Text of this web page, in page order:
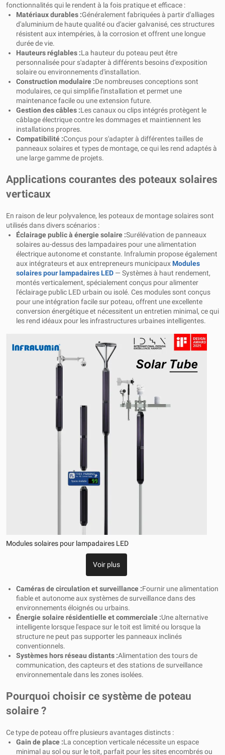
fonctionnalités qui le rendent à la fois pratique et efficace :
Matériaux durables :Généralement fabriquées à partir d'alliages
d'aluminium de haute qualité ou d'acier galvanisé, ces structures
résistent aux intempéries, à la corrosion et offrent une longue
durée de vie.
Hauteurs réglables :La hauteur du poteau peut être
personnalisée pour s'adapter à différents besoins d'exposition
solaire ou environnements d'installation.
Construction modulaire :De nombreuses conceptions sont
modulaires, ce qui simplifie l'installation et permet une
maintenance facile ou une extension future.
Gestion des câbles :Les canaux ou clips intégrés protègent le
câblage électrique contre les dommages et maintiennent les
installations propres.
Compatibilité :Conçus pour s'adapter à différentes tailles de
panneaux solaires et types de montage, ce qui les rend adaptés à
une large gamme de projets.
Applications courantes des poteaux solaires
verticaux
En raison de leur polyvalence, les poteaux de montage solaires sont
utilisés dans divers scénarios :
Éclairage public à énergie solaire :Surélévation de panneaux
solaires au-dessus des lampadaires pour une alimentation
électrique autonome et constante. Infralumin propose également
aux intégrateurs et aux entrepreneurs municipauxModules
solaires pour lampadaires LED — Systèmes à haut rendement,
montés verticalement, spécialement conçus pour alimenter
l'éclairage public LED urbain ou isolé. Ces modules sont conçus
pour une intégration facile sur poteau, offrent une excellente
conversion énergétique et nécessitent un entretien minimal, ce qui
les rend idéaux pour les infrastructures urbaines intelligentes.
Modules solaires pour lampadaires LED
Voir plus
Caméras de circulation et surveillance :Fournir une alimentation
fiable et autonome aux systèmes de surveillance dans des
environnements éloignés ou urbains.
Énergie solaire résidentielle et commerciale :Une alternative
intelligente lorsque l'espace sur le toit est limité ou lorsque la
structure ne peut pas supporter les panneaux inclinés
conventionnels.
Systèmes hors réseau distants :Alimentation des tours de
communication, des capteurs et des stations de surveillance
environnementale dans les zones isolées.
Pourquoi choisir ce système de poteau
solaire ?
Ce type de poteau offre plusieurs avantages distincts :
Gain de place :La conception verticale nécessite un espace
minimal au sol ou sur le toit, parfait pour les sites encombrés ou